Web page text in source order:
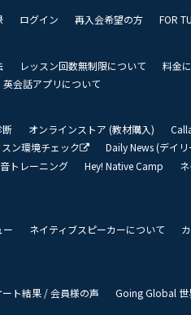
ログイン 再入会希望の方 FOR
レッスン回数無制限について 料金
英会話アプリについて
断 オンラインストア (教材購入)
スン環境チェック Daily News (デイ
トレーニング Hey! Native Camp
ー ネイティブスピーカーについて
ート結果 / 会員様の声 Going Global 世